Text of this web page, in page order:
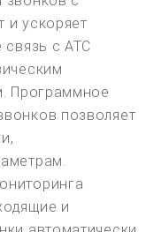
и ускоряет
связь с АТС
Программное
позволяет
и